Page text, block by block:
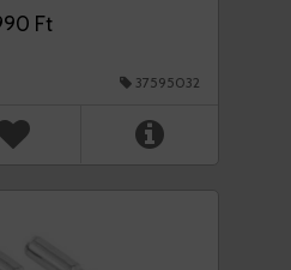
Ft
37595032